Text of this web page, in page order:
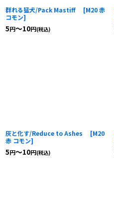
群れる猛犬/Pack Mastiff [M20 赤
コモン]
5円～10円(税込)
灰と化す/Reduce to Ashes [M20
赤 コモン]
5円～10円(税込)